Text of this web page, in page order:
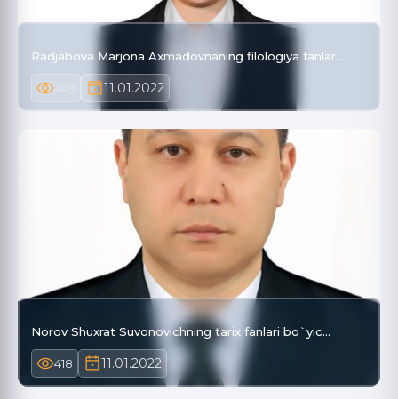
Radjabova Marjona Axmadovnaning filologiya fanlar…
11.01.2022
Norov Shuxrat Suvonovichning tarix fanlari bo`yic…
418 11.01.2022